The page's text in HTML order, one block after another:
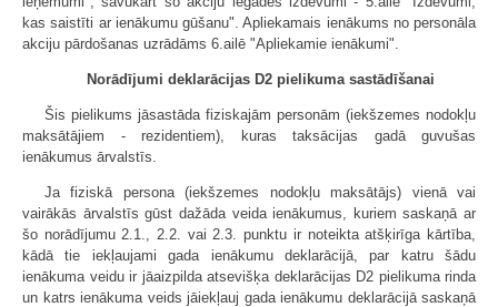
kas saistīti ar ienākumu gūšanu". Apliekamais ienākums no personāla
akciju pārdošanas uzrādāms 6.ailē "Apliekamie ienākumi".
Norādījumi deklarācijas D2 pielikuma sastādīšanai
Šis pielikums jāsastāda fiziskajām personām (iekšzemes nodokļu
maksātājiem - rezidentiem), kuras taksācijas gadā guvušas
ienākumus ārvalstīs.
Ja fiziskā persona (iekšzemes nodokļu maksātājs) vienā vai
vairākās ārvalstīs gūst dažāda veida ienākumus, kuriem saskaņā ar
šo norādījumu 2.1., 2.2. vai 2.3. punktu ir noteikta atšķirīga kārtība,
kādā tie iekļaujami gada ienākumu deklarācijā, par katru šādu
ienākuma veidu ir jāaizpilda atsevišķa deklarācijas D2 pielikuma rinda
un katrs ienākuma veids jāiekļauj gada ienākumu deklarācijā saskaņā